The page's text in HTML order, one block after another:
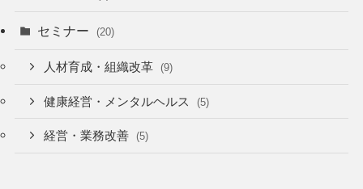
セミナー (20)
人材育成・組織改革 (9)
健康経営・メンタルヘルス (5)
経営・業務改善 (5)